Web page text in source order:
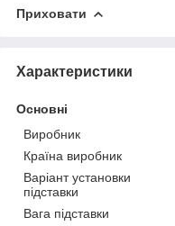
Приховати
Характеристики
Основні
Виробник
Країна виробник
Варіант установки
підставки
Вага підставки